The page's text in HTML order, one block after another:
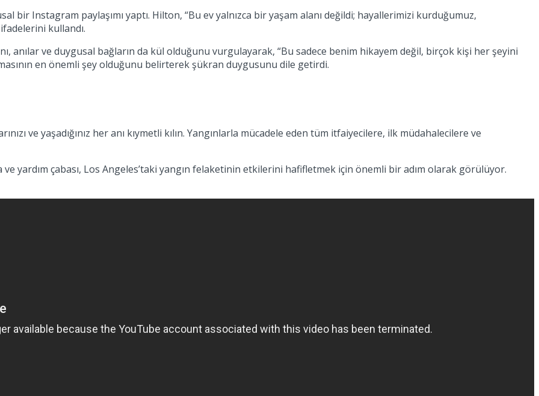
bir Instagram paylaşımı yaptı. Hilton, “Bu ev yalnızca bir yaşam alanı değildi; hayallerimizi kurduğumuz,
ifadelerini kullandı.
anılar ve duygusal bağların da kül olduğunu vurgulayarak, “Bu sadece benim hikayem değil, birçok kişi her şeyini
en önemli şey olduğunu belirterek şükran duygusunu dile getirdi.
ve yaşadığınız her anı kıymetli kılın. Yangınlarla mücadele eden tüm itfaiyecilere, ilk müdahalecilere ve
yardım çabası, Los Angeles’taki yangın felaketinin etkilerini hafifletmek için önemli bir adım olarak görülüyor.